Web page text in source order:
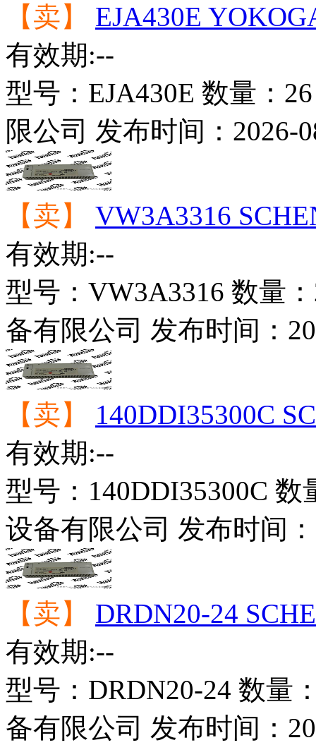
【卖】
EJA430E
有效期:--
型号： EJA430E 数量： 26
限公司 发布时间： 2026-
【卖】
VW3A3316
有效期:--
型号： VW3A3316 数量：
备有限公司 发布时间：
【卖】
140DDI35300C
有效期:--
型号： 140DDI35300C 数
设备有限公司 发布时间：
【卖】
DRDN20-24
有效期:--
型号： DRDN20-24 数量
备有限公司 发布时间：